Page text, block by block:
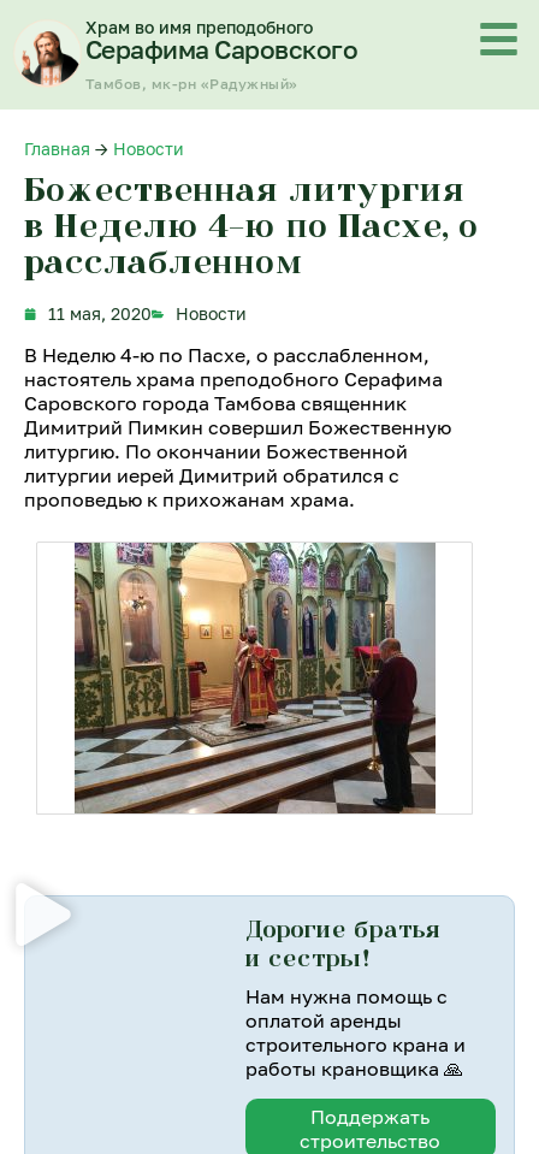
содержимому
Храм во имя преподобного
Серафима Саровского
Тамбов, мк-рн «Радужный»
Главная → Новости
Божественная литургия
в Неделю 4-ю по Пасхе, о
расслабленном
11 мая, 2020 Новости
В Неделю 4-ю по Пасхе, о расслабленном,
настоятель храма преподобного Серафима
Саровского города Тамбова священник
Димитрий Пимкин совершил Божественную
литургию. По окончании Божественной
литургии иерей Димитрий обратился с
проповедью к прихожанам храма.
Дорогие братья
и сестры!
Нам нужна помощь с
оплатой аренды
строительного крана и
работы крановщика 🙏
Поддержать
строительство